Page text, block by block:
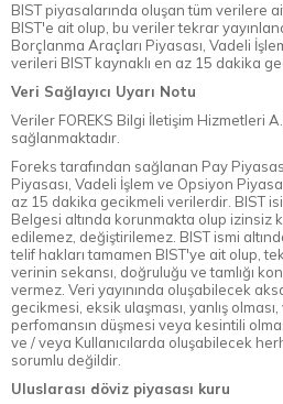
BIST piyasalarında oluşan tüm verilere
BIST'e ait olup, bu veriler tekrar
Borçlanma Araçları Piyasası, Vadeli
verileri BIST kaynaklı en az 15 dakika
Veri Sağlayıcı Uyarı Notu
Veriler FOREKS Bilgi İletişim Hizmetleri
sağlanmaktadır.
Foreks tarafından sağlanan Pay
Piyasası, Vadeli İşlem ve Opsiyon
az 15 dakika gecikmeli verilerdir. BIST
Belgesi altında korunmakta olup izinsiz
edilemez, değiştirilemez. BIST ismi
telif hakları tamamen BIST'ye ait olup,
verinin sekansı, doğruluğu ve tamlığı
vermez. Veri yayınında oluşabilecek
gecikmesi, eksik ulaşması, yanlış
perfomansın düşmesi veya kesintili
ve / veya Kullanıcılarda oluşabilecek
sorumlu değildir.
Uluslarası döviz piyasası kuru